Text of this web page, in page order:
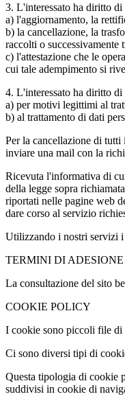
3. L'interessato ha diritto di
a) l'aggiornamento, la
b) la cancellazione, la
raccolti o successivamente
c) l'attestazione che le
cui tale adempimento si
4. L'interessato ha diritto
a) per motivi legittimi al
b) al trattamento di dati
Per la cancellazione di
inviare una mail con la
Ricevuta l'informativa di
della legge sopra
riportati nelle pagine web
dare corso al servizio
Utilizzando i nostri servizi i
TERMINI DI ADESIONE
La consultazione del sito
COOKIE POLICY
I cookie sono piccoli file di
Ci sono diversi tipi di
Questa tipologia di cookie
suddivisi in cookie di